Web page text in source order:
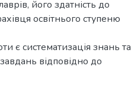
його здатність до
освітнього ступеню
є систематизація знань та
відповідно до